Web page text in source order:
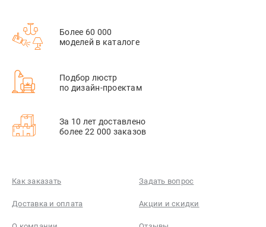
Более 60 000
моделей в каталоге
Подбор люстр
по дизайн-проектам
За 10 лет доставлено
более 22 000 заказов
Как заказать Задать вопрос
Доставка и оплата Акции и скидки